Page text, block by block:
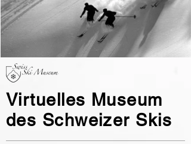
Virtuelles Museum
des Schweizer Skis